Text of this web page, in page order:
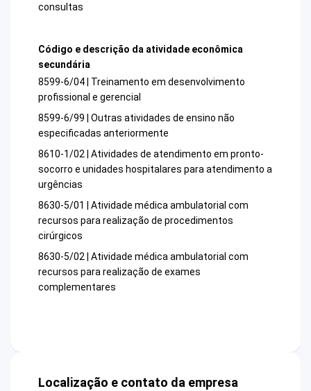
consultas
Código e descrição da atividade econômica
secundária
8599-6/04 | Treinamento em desenvolvimento
profissional e gerencial
8599-6/99 | Outras atividades de ensino não
especificadas anteriormente
8610-1/02 | Atividades de atendimento em pronto-
socorro e unidades hospitalares para atendimento a
urgências
8630-5/01 | Atividade médica ambulatorial com
recursos para realização de procedimentos
cirúrgicos
8630-5/02 | Atividade médica ambulatorial com
recursos para realização de exames
complementares
Localização e contato da empresa